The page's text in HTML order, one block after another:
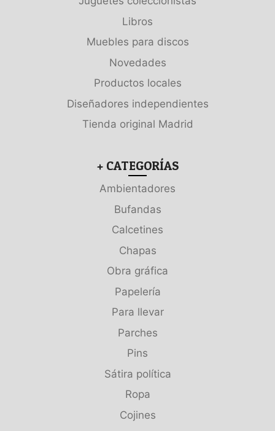
Libros
Muebles para discos
Novedades
Productos locales
Diseñadores independientes
Tienda original Madrid
+ CATEGORÍAS
Ambientadores
Bufandas
Calcetines
Chapas
Obra gráfica
Papelería
Para llevar
Parches
Pins
Sátira política
Ropa
Cojines